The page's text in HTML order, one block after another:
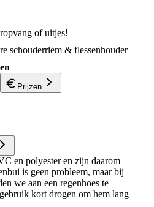
of uitjes!
schouderriem & flessenhouder
Prijzen
en polyester en zijn daarom
is geen probleem, maar bij
we aan een regenhoes te
kort drogen om hem lang